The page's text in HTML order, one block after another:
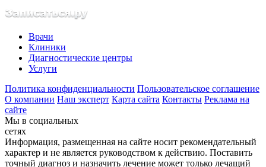
Врачи
Клиники
Диагностические центры
Услуги
Политика конфиденциальности Пользовательское соглашение
О компании Наш эксперт Карта сайта Контакты Реклама на
сайте
Мы в социальных
сетях
Информация, размещенная на сайте носит рекомендательный
характер и не является руководством к действию. Поставить
точный диагноз и назначить лечение может только лечащий